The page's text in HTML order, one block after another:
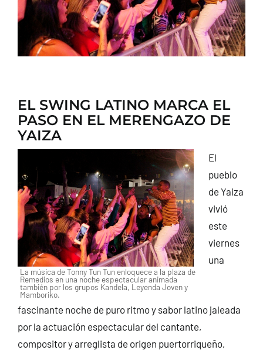
EL SWING LATINO MARCA EL
PASO EN EL MERENGAZO DE
YAIZA
La música de Tonny Tun Tun enloquece a la plaza de
Remedios en una noche espectacular animada
también por los grupos Kandela, Leyenda Joven y
Mamboriko.
El
pueblo
de Yaiza
vivió
este
viernes
una
fascinante noche de puro ritmo y sabor latino jaleada
por la actuación espectacular del cantante,
compositor y arreglista de origen puertorriqueño,